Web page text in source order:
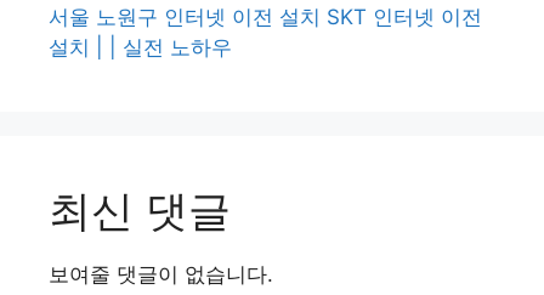
서울 노원구 인터넷 이전 설치 SKT 인터넷 이전
설치 | | 실전 노하우
최신 댓글
보여줄 댓글이 없습니다.